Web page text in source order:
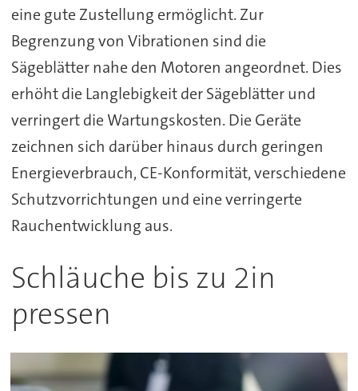
eine gute Zustellung ermöglicht. Zur
Begrenzung von Vibrationen sind die
Sägeblätter nahe den Motoren angeordnet. Dies
erhöht die Langlebigkeit der Sägeblätter und
verringert die Wartungskosten. Die Geräte
zeichnen sich darüber hinaus durch geringen
Energieverbrauch, CE-Konformität, verschiedene
Schutzvorrichtungen und eine verringerte
Rauchentwicklung aus.
Schläuche bis zu 2in
pressen